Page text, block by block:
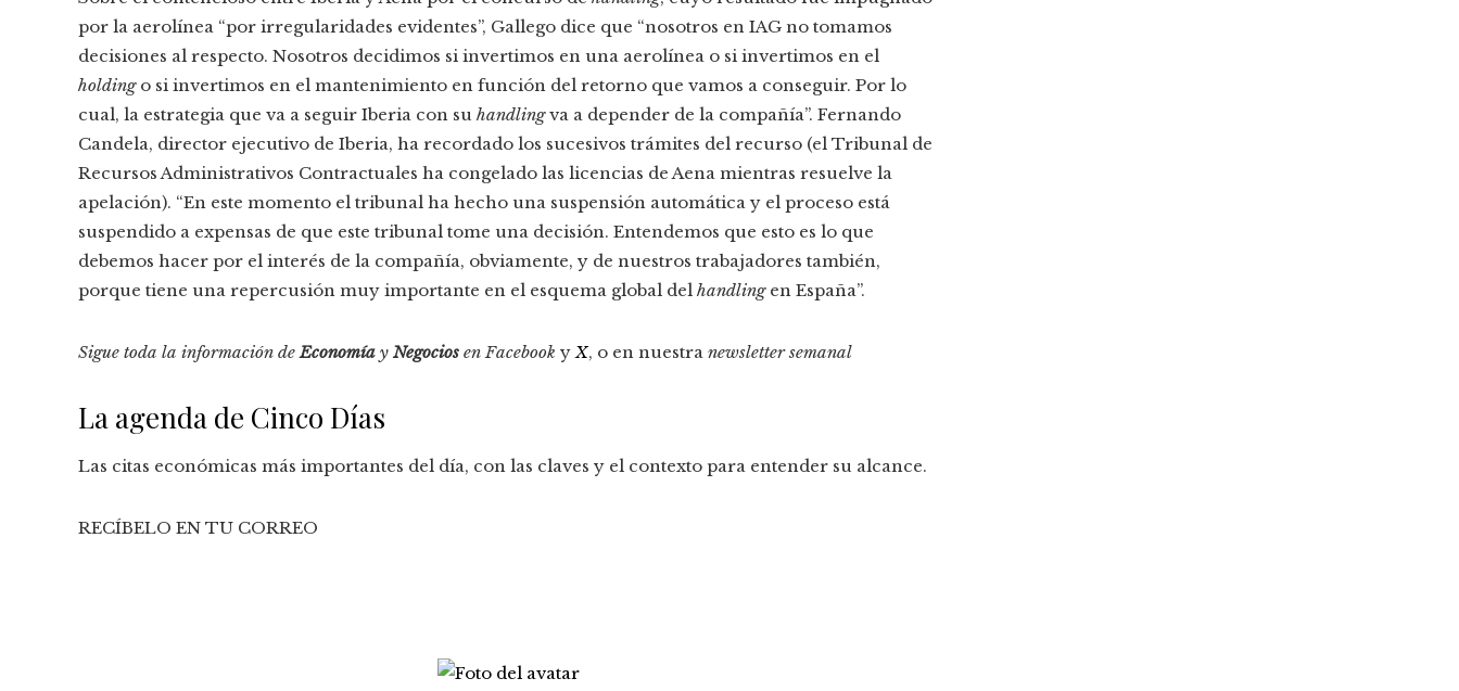
por la aerolínea “por irregularidades evidentes”, Gallego dice que “nosotros en IAG no tomamos
decisiones al respecto. Nosotros decidimos si invertimos en una aerolínea o si invertimos en el
holdingo si invertimos en el mantenimiento en función del retorno que vamos a conseguir. Por lo
cual, la estrategia que va a seguir Iberia con su handlingva a depender de la compañía”. Fernando
Candela, director ejecutivo de Iberia, ha recordado los sucesivos trámites del recurso (el Tribunal de
Recursos Administrativos Contractuales ha congelado las licencias de Aena mientras resuelve la
apelación). “En este momento el tribunal ha hecho una suspensión automática y el proceso está
suspendido a expensas de que este tribunal tome una decisión. Entendemos que esto es lo que
debemos hacer por el interés de la compañía, obviamente, y de nuestros trabajadores también,
porque tiene una repercusión muy importante en el esquema global del handlingen España”.
Sigue toda la información deEconomía y Negocios enFacebook yX, o en nuestra newsletter semanal
La agenda de Cinco Días
Las citas económicas más importantes del día, con las claves y el contexto para entender su alcance.
RECÍBELO EN TU CORREO